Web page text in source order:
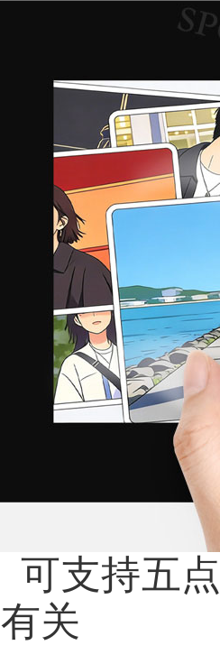
可支持五
关